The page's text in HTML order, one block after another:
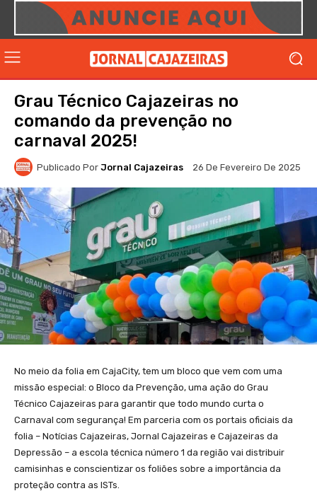
Grau Técnico Cajazeiras no
comando da prevenção no
carnaval 2025!
Publicado Por Jornal Cajazeiras 26 De Fevereiro De 2025
No meio da folia em CajaCity, tem um bloco que vem com uma
missão especial: o Bloco da Prevenção, uma ação do Grau
Técnico Cajazeiras para garantir que todo mundo curta o
Carnaval com segurança! Em parceria com os portais oficiais da
folia – Notícias Cajazeiras, Jornal Cajazeiras e Cajazeiras da
Depressão – a escola técnica número 1 da região vai distribuir
camisinhas e conscientizar os foliões sobre a importância da
proteção contra as ISTs.